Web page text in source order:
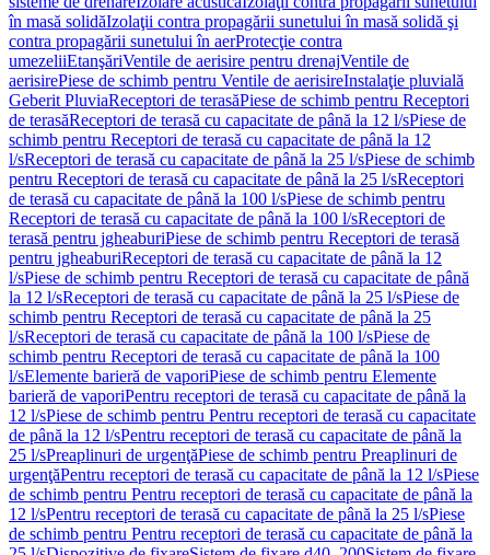
în masă solidăIzolaţii contra propagării sunetului în masă solidă şi
contra propagării sunetului în aerProtecţie contra
umezeliiEtanşăriVentile de aerisire pentru drenajVentile de
aerisirePiese de schimb pentru Ventile de aerisireInstalaţie pluvială
Geberit PluviaReceptori de terasăPiese de schimb pentru Receptori
de terasăReceptori de terasă cu capacitate de până la 12 l/sPiese de
schimb pentru Receptori de terasă cu capacitate de până la 12
l/sReceptori de terasă cu capacitate de până la 25 l/sPiese de schimb
pentru Receptori de terasă cu capacitate de până la 25 l/sReceptori
de terasă cu capacitate de până la 100 l/sPiese de schimb pentru
Receptori de terasă cu capacitate de până la 100 l/sReceptori de
terasă pentru jgheaburiPiese de schimb pentru Receptori de terasă
pentru jgheaburiReceptori de terasă cu capacitate de până la 12
l/sPiese de schimb pentru Receptori de terasă cu capacitate de până
la 12 l/sReceptori de terasă cu capacitate de până la 25 l/sPiese de
schimb pentru Receptori de terasă cu capacitate de până la 25
l/sReceptori de terasă cu capacitate de până la 100 l/sPiese de
schimb pentru Receptori de terasă cu capacitate de până la 100
l/sElemente barieră de vaporiPiese de schimb pentru Elemente
barieră de vaporiPentru receptori de terasă cu capacitate de până la
12 l/sPiese de schimb pentru Pentru receptori de terasă cu capacitate
de până la 12 l/sPentru receptori de terasă cu capacitate de până la
25 l/sPreaplinuri de urgenţăPiese de schimb pentru Preaplinuri de
urgenţăPentru receptori de terasă cu capacitate de până la 12 l/sPiese
de schimb pentru Pentru receptori de terasă cu capacitate de până la
12 l/sPentru receptori de terasă cu capacitate de până la 25 l/sPiese
de schimb pentru Pentru receptori de terasă cu capacitate de până la